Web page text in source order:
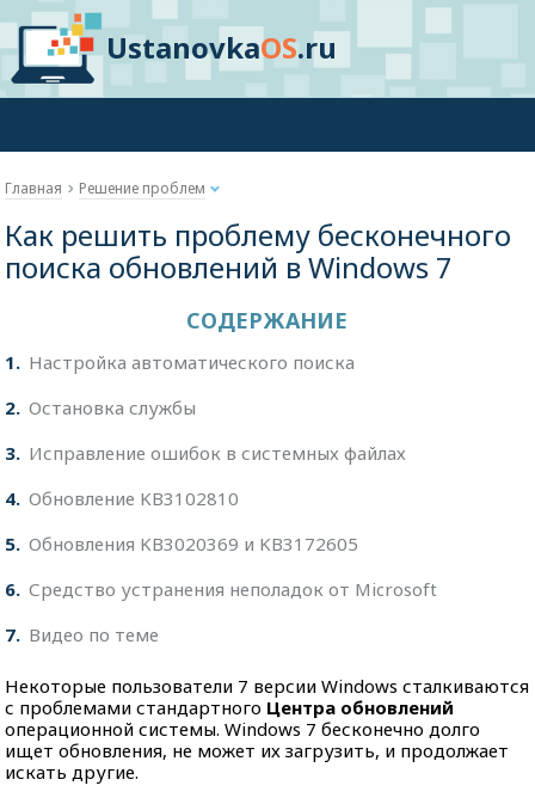
UstanovkaOS.ru
Главная Решение проблем
Как решить проблему бесконечного
поиска обновлений в Windows 7
СОДЕРЖАНИЕ
1
Настройка автоматического поиска
2 Остановка службы
3 Исправление ошибок в системных файлах
4 Обновление KB3102810
5 Обновления KB3020369 и KB3172605
6 Средство устранения неполадок от Microsoft
7 Видео по теме
Некоторые пользователи 7 версии Windows сталкиваются
с проблемами стандартного Центра обновлений
операционной системы. Windows 7 бесконечно долго
ищет обновления, не может их загрузить, и продолжает
искать другие.